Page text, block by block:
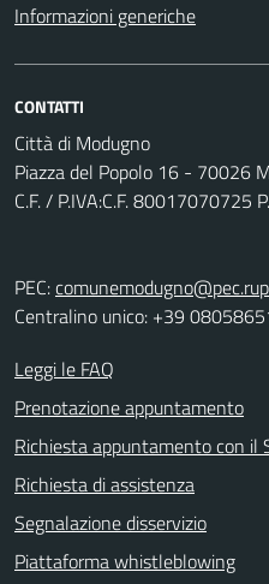
Informazioni generiche
CONTATTI
Città di Modugno
Piazza del Popolo 16 - 70026
C.F. / P.IVA:C.F. 80017070725
PEC:
Centralino unico: +39
Leggi le FAQ
Prenotazione appuntamento
Richiesta appuntamento con il
Richiesta di assistenza
Segnalazione disservizio
Piattaforma whistleblowing